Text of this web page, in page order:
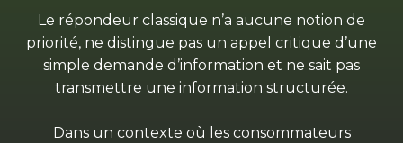
Le répondeur classique n’a aucune notion de
priorité, ne distingue pas un appel critique d’une
simple demande d’information et ne sait pas
transmettre une information structurée.
Dans un contexte où les consommateurs